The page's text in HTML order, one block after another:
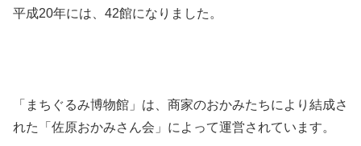
平成20年には、42館になりました。
「まちぐるみ博物館」は、商家のおかみたちにより結成さ
れた「佐原おかみさん会」によって運営されています。